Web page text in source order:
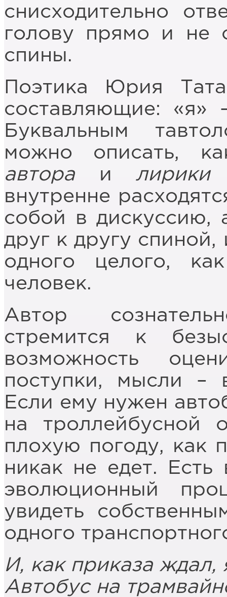
снисходительно
голову прямо и не
спины.
Поэтика Юрия
составляющие: «я»
Буквальным
можно описать,
автора и лирики
внутренне
собой в дискуссию,
друг к другу
одного целого,
человек.
Автор
стремится к
возможность
поступки, мысли –
Если ему нужен
на троллейбусной
плохую погоду, как
никак не едет. Есть
эволюционный
увидеть
одного
И, как приказа ждал,
Автобус на